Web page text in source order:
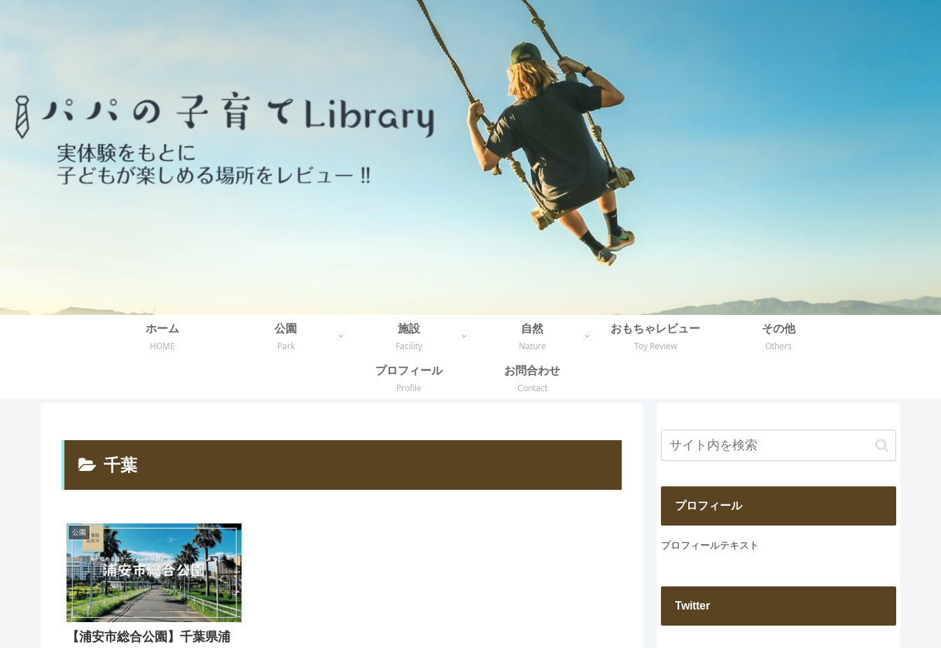
ホーム
HOME
公園
Park
施設
Facility
自然
Nature
おもちゃレビュー
Toy Review
その他
Others
プロフィール
Profile
お問合わせ
Contact
千葉
公園
【浦安市総合公園】千葉県浦
プロフィール
プロフィールテキスト
Twitter